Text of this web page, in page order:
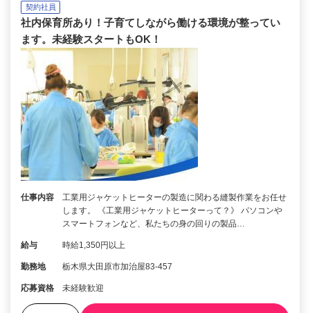
契約社員
社内保育所あり！子育てしながら働ける環境が整ってい
ます。未経験スタートもOK！
仕事内容
工業用ジャケットヒーターの製造に関わる縫製作業をお任せ
します。 《工業用ジャケットヒーターって？》 パソコンや
スマートフォンなど、私たちの身の回りの製品…
給与 時給1,350円以上
勤務地 栃木県大田原市加治屋83-457
応募資格 未経験歓迎